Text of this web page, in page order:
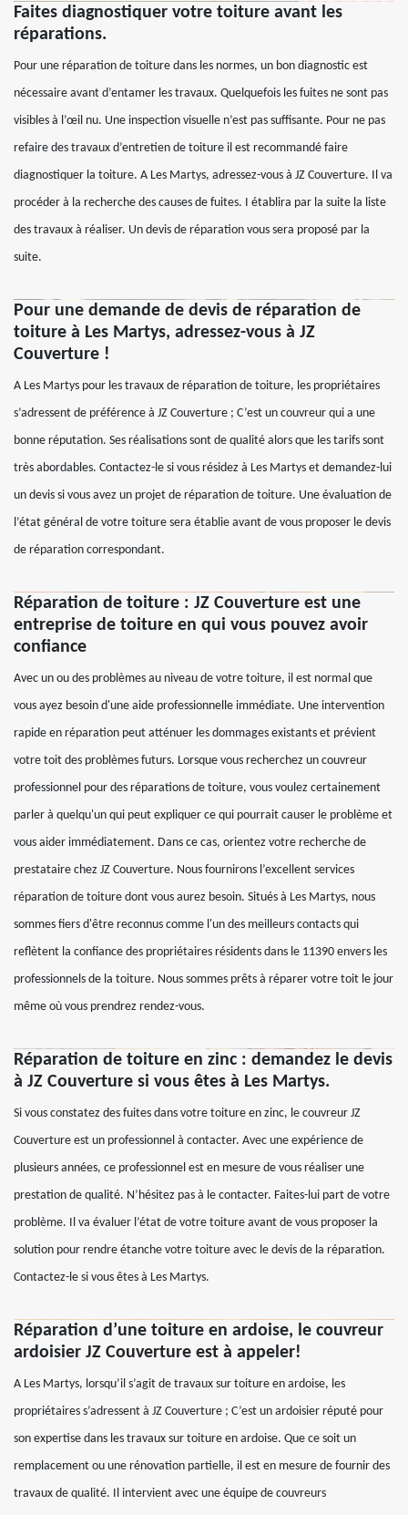
Faites diagnostiquer votre toiture avant les
réparations.
Pour une réparation de toiture dans les normes, un bon diagnostic est
nécessaire avant d’entamer les travaux. Quelquefois les fuites ne sont pas
visibles à l’œil nu. Une inspection visuelle n’est pas suffisante. Pour ne pas
refaire des travaux d’entretien de toiture il est recommandé faire
diagnostiquer la toiture. A Les Martys, adressez-vous à JZ Couverture. Il va
procéder à la recherche des causes de fuites. I établira par la suite la liste
des travaux à réaliser. Un devis de réparation vous sera proposé par la
suite.
Pour une demande de devis de réparation de
toiture à Les Martys, adressez-vous à JZ
Couverture !
A Les Martys pour les travaux de réparation de toiture, les propriétaires
s’adressent de préférence à JZ Couverture ; C’est un couvreur qui a une
bonne réputation. Ses réalisations sont de qualité alors que les tarifs sont
très abordables. Contactez-le si vous résidez à Les Martys et demandez-lui
un devis si vous avez un projet de réparation de toiture. Une évaluation de
l’état général de votre toiture sera établie avant de vous proposer le devis
de réparation correspondant.
Réparation de toiture : JZ Couverture est une
entreprise de toiture en qui vous pouvez avoir
confiance
Avec un ou des problèmes au niveau de votre toiture, il est normal que
vous ayez besoin d'une aide professionnelle immédiate. Une intervention
rapide en réparation peut atténuer les dommages existants et prévient
votre toit des problèmes futurs. Lorsque vous recherchez un couvreur
professionnel pour des réparations de toiture, vous voulez certainement
parler à quelqu'un qui peut expliquer ce qui pourrait causer le problème et
vous aider immédiatement. Dans ce cas, orientez votre recherche de
prestataire chez JZ Couverture. Nous fournirons l’excellent services
réparation de toiture dont vous aurez besoin. Situés à Les Martys, nous
sommes fiers d'être reconnus comme l'un des meilleurs contacts qui
reflètent la confiance des propriétaires résidents dans le 11390 envers les
professionnels de la toiture. Nous sommes prêts à réparer votre toit le jour
même où vous prendrez rendez-vous.
Réparation de toiture en zinc : demandez le devis
à JZ Couverture si vous êtes à Les Martys.
Si vous constatez des fuites dans votre toiture en zinc, le couvreur JZ
Couverture est un professionnel à contacter. Avec une expérience de
plusieurs années, ce professionnel est en mesure de vous réaliser une
prestation de qualité. N’hésitez pas à le contacter. Faites-lui part de votre
problème. Il va évaluer l’état de votre toiture avant de vous proposer la
solution pour rendre étanche votre toiture avec le devis de la réparation.
Contactez-le si vous êtes à Les Martys.
Réparation d’une toiture en ardoise, le couvreur
ardoisier JZ Couverture est à appeler!
A Les Martys, lorsqu’il s’agit de travaux sur toiture en ardoise, les
propriétaires s’adressent à JZ Couverture ; C’est un ardoisier réputé pour
son expertise dans les travaux sur toiture en ardoise. Que ce soit un
remplacement ou une rénovation partielle, il est en mesure de fournir des
travaux de qualité. Il intervient avec une équipe de couvreurs